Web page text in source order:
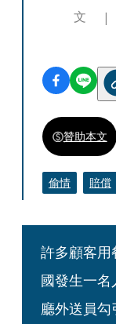
文
贊助本文
偷情 賠償
許多顧客
國發生一
廳外送員